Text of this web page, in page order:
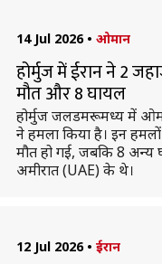
14 Jul 2026 • ओमान
होर्मुज में ईरान ने 2
मौत और 8 घायल
होर्मुज जलडमरूमध्य में
ने हमला किया है। इन
मौत हो गई, जबकि 8 अन्य
अमीरात (UAE) के थे।
12 Jul 2026 • ईरान